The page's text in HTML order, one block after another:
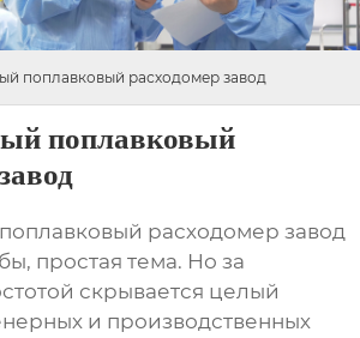
поплавковый расходомер завод
поплавковый
расходомер завод
простая тема. Но за
скрывается целый
и производственных